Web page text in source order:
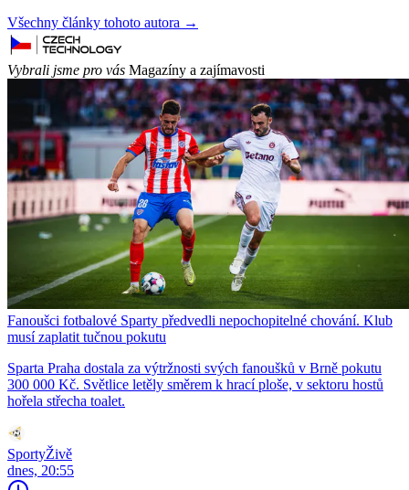
Všechny články tohoto autora →
Vybrali jsme pro vás Magazíny a zajímavosti
Fanoušci fotbalové Sparty předvedli nepochopitelné chování. Klub
musí zaplatit tučnou pokutu
Sparta Praha dostala za výtržnosti svých fanoušků v Brně pokutu
300 000 Kč. Světlice letěly směrem k hrací ploše, v sektoru hostů
hořela střecha toalet.
SportyŽivě
dnes, 20:55